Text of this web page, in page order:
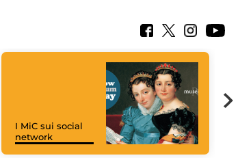
I MiC sui social
network